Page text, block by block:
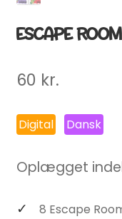
ESCAPE
60 kr.
Digital Dansk
Oplægget
8 Escape